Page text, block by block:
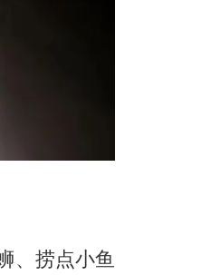
、捞点小鱼